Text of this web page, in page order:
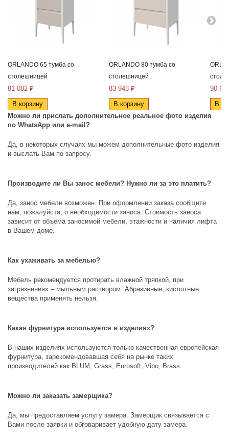
ORLANDO 65 тумба со
столешницей
81 082 ₽
В корзину
ORLANDO 80 тумба со
столешницей
83 943 ₽
В корзину
90
В
Можно ли прислать дополнительное реальное фото изделия
по WhatsApp или e-mail ?
Да, в некоторых случаях мы можем дополнительные фото изделия
и выслать Вам по запросу.
Производите ли Вы занос мебели? Нужно ли за это платить?
Да, занос мебели возможен. При оформлении заказа сообщите
нам, пожалуйста, о необходимости заноса. Стоимость заноса
зависит от объёма заносимой мебели, этажности и наличия лифта
в Вашем доме.
Как ухаживать за мебелью?
Мебель рекомендуется протирать влажной тряпкой, при
загрязнениях – мыльным раствором. Абразивные, кислотные
вещества применять нельзя.
Какая фурнитура используется в изделиях?
В наших изделиях используются только качественная европейская
фурнитура, зарекомендовавшая себя на рынке таких
производителей как BLUM, Grass, Eurosoft, Vibo, Brass.
Можно ли заказать замерщика?
Да, мы предоставляем услугу замера. Замерщик связывается с
Вами после заявки и обговаривает удобную дату замера.